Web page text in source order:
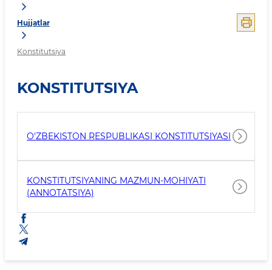
Hujjatlar
Konstitutsiya
KONSTITUTSIYA
O'ZBEKISTON RESPUBLIKASI KONSTITUTSIYASI
KONSTITUTSIYANING MAZMUN-MOHIYATI
(ANNOTATSIYA)